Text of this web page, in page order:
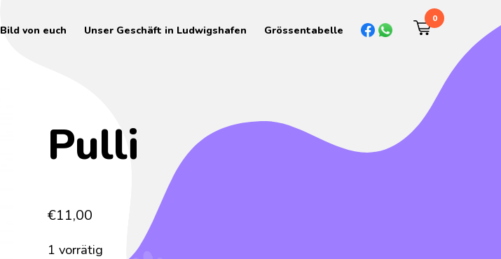
Bild von euch Unser Geschäft in Ludwigshafen Grössentabelle
0
Pulli
€11,00
1 vorrätig